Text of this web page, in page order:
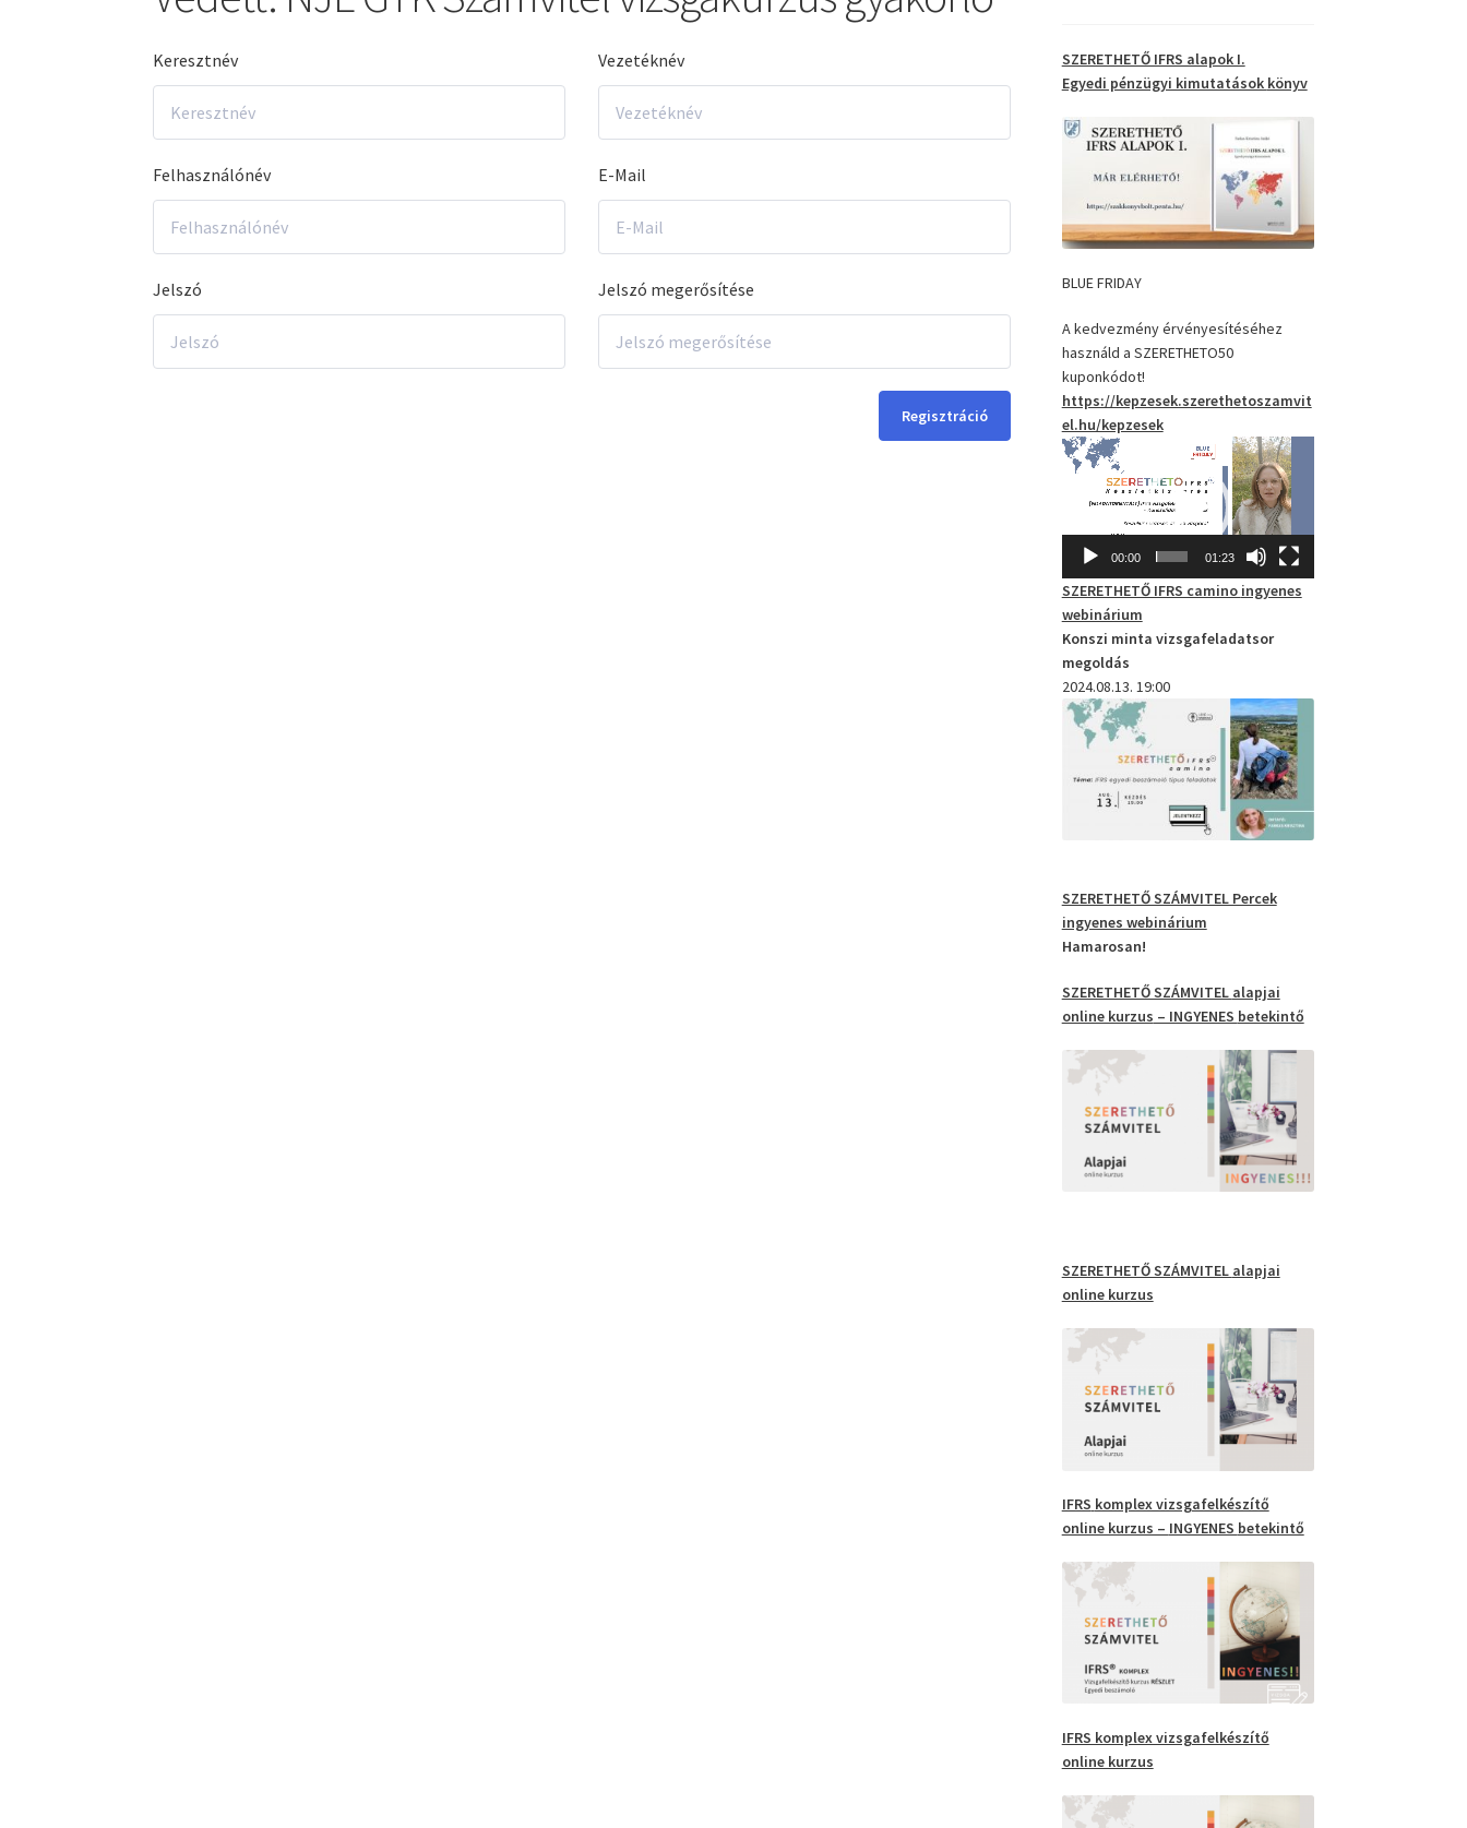
Keresztnév Vezetéknév
Felhasználónév E-Mail
Jelszó Jelszó megerősítése
Regisztráció
SZERETHETŐ IFRS alapok I.
Egyedi pénzügyi kimutatások könyv
BLUE FRIDAY
A kedvezmény érvényesítéséhez
használd a SZERETHETO50
kuponkódot!
https://kepzesek.szerethetoszamvit
el.hu/kepzesek
Videólejátszó
00:00 01:23
SZERETHETŐ IFRS camino ingyenes
webinárium
Konszi minta vizsgafeladatsor
megoldás
2024.08.13. 19:00
SZERETHETŐ SZÁMVITEL Percek
ingyenes webinárium
Hamarosan!
SZERETHETŐ SZÁMVITEL alapjai
online kurzus – INGYENES betekintő
SZERETHETŐ SZÁMVITEL alapjai
online kurzus
IFRS komplex vizsgafelkészítő
online kurzus – INGYENES betekintő
IFRS komplex vizsgafelkészítő
online kurzus